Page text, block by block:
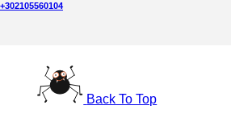
+302105560104
Back To Top